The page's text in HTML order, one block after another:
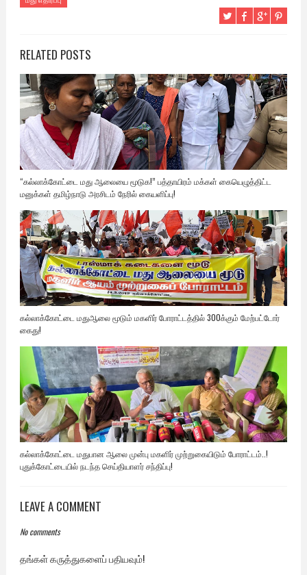
RELATED POSTS
“கல்லாக்கோட்டை மது ஆலையை மூடுக!” பத்தாயிரம் மக்கள் கையெழுத்திட்ட
மனுக்கள் தமிழ்நாடு அரசிடம் நேரில் கையளிப்பு!
கல்லாக்கோட்டை மதுஆலை மூடும் மகளிர் போராட்டத்தில் 300க்கும் மேற்பட்டோர்
கைது!
கல்லாக்கோட்டை மதுபான ஆலை முன்பு மகளிர் முற்றுகையிடும் போராட்டம்..!
புதுக்கோட்டையில் நடந்த செய்தியாளர் சந்திப்பு!
LEAVE A COMMENT
No comments
தங்கள் கருத்துகளைப் பதியவும்!